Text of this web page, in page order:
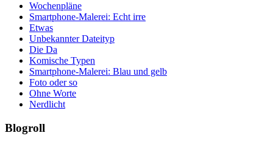
Wochenpläne
Smartphone-Malerei: Echt irre
Etwas
Unbekannter Dateityp
Die Da
Komische Typen
Smartphone-Malerei: Blau und gelb
Foto oder so
Ohne Worte
Nerdlicht
Blogroll